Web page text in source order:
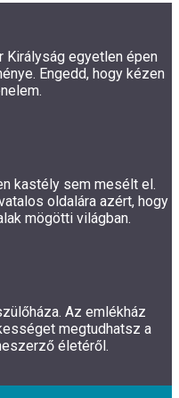
Királyság egyetlen épen
Engedd, hogy kézen
kastély sem mesélt el.
oldalára azért, hogy
mögötti világban.
Az emlékház
megtudhatsz a
életéről.